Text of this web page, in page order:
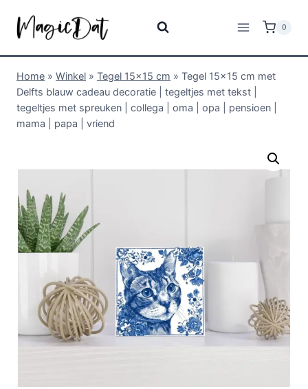
0
Home » Winkel » Tegel 15x15 cm » Tegel 15×15 cm met
Delfts blauw cadeau decoratie | tegeltjes met tekst |
tegeltjes met spreuken | collega | oma | opa | pensioen |
mama | papa | vriend